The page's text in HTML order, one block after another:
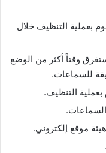
بعملية التنظيف خلال
وقتاً أكثر من الوضع
للسماعات.
بعملية التنظيف.
موقع إلكتروني.